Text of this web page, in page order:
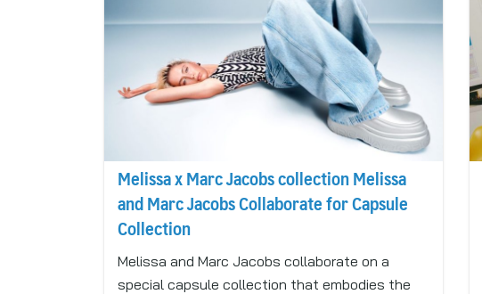
Melissa x Marc Jacobs collection Melissa
and Marc Jacobs Collaborate for Capsule
Collection
Melissa and Marc Jacobs collaborate on a
special capsule collection that embodies the